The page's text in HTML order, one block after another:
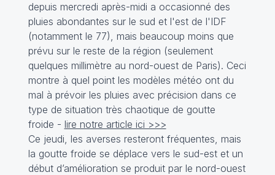
depuis mercredi après-midi a occasionné des
pluies abondantes sur le sud et l'est de l'IDF
(notamment le 77), mais beaucoup moins que
prévu sur le reste de la région (seulement
quelques millimètre au nord-ouest de Paris). Ceci
montre à quel point les modèles météo ont du
mal à prévoir les pluies avec précision dans ce
type de situation très chaotique de goutte
froide - lire notre article ici >>>
Ce jeudi, les averses resteront fréquentes, mais
la goutte froide se déplace vers le sud-est et un
début d’amélioration se produit par le nord-ouest